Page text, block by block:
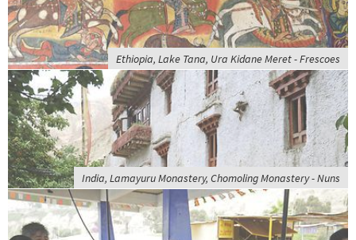
Ethiopia, Lake Tana, Ura Kidane Meret - Frescoes
India, Lamayuru Monastery, Chomoling Monastery - Nuns